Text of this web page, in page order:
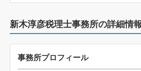
新木淳彦税理士事務所の詳細情
事務所プロフィール